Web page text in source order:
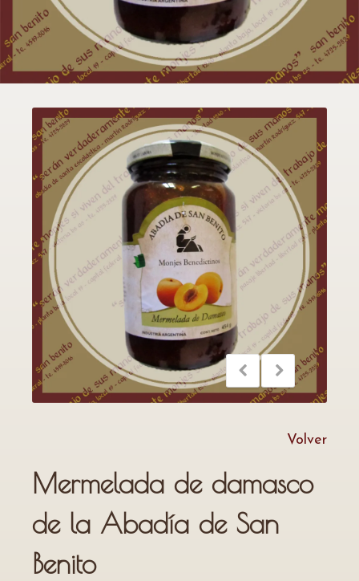
Volver
Mermelada de damasco
de la Abadía de San
Benito